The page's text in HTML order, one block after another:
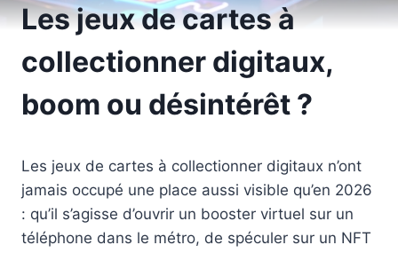
Les jeux de cartes à
collectionner digitaux,
boom ou désintérêt ?
Les jeux de cartes à collectionner digitaux n’ont
jamais occupé une place aussi visible qu’en 2026
: qu’il s’agisse d’ouvrir un booster virtuel sur un
téléphone dans le métro, de spéculer sur un NFT